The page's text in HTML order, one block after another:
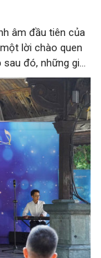
âm đầu tiên của
lời chào quen
đó, những giai
qua phần biểu
sĩ Bình Minh Jazz
xúc ngay giữa